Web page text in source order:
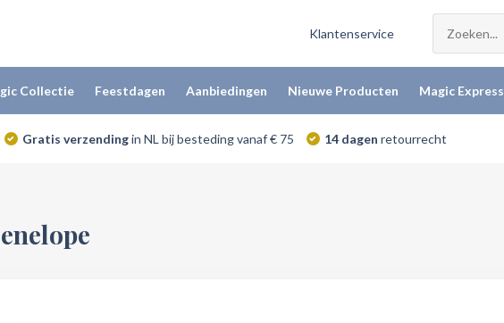
Klantenservice
Collectie Feestdagen Aanbiedingen Nieuwe Producten Magic Express
Gratis verzendingin NL bij besteding vanaf € 75 14 dagen retourrecht